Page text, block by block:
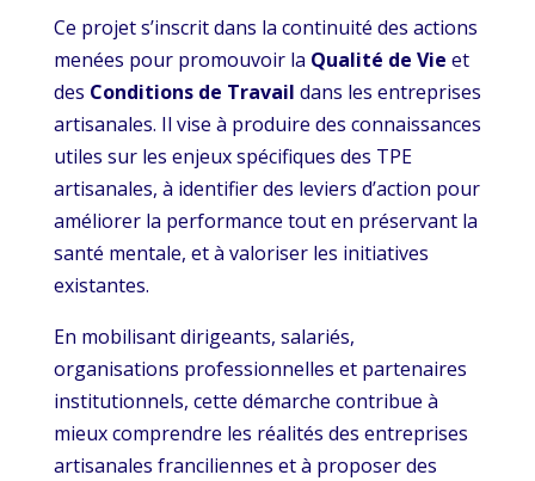
Ce projet s’inscrit dans la continuité des actions
menées pour promouvoir la Qualité de Vie et
des Conditions de Travail dans les entreprises
artisanales. Il vise à produire des connaissances
utiles sur les enjeux spécifiques des TPE
artisanales, à identifier des leviers d’action pour
améliorer la performance tout en préservant la
santé mentale, et à valoriser les initiatives
existantes.
En mobilisant dirigeants, salariés,
organisations professionnelles et partenaires
institutionnels, cette démarche contribue à
mieux comprendre les réalités des entreprises
artisanales franciliennes et à proposer des